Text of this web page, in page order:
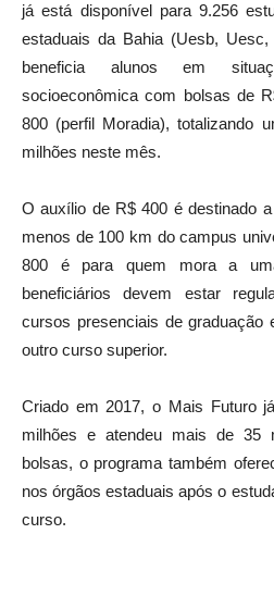
já está disponível para 9.256
estaduais da Bahia (Uesb,
beneficia alunos em
socioeconômica com bolsas de
800 (perfil Moradia), totalizando
milhões neste mês.
O auxílio de R$ 400 é destinado
menos de 100 km do campus
800 é para quem mora a
beneficiários devem estar
cursos presenciais de graduação
outro curso superior.
Criado em 2017, o Mais Futuro
milhões e atendeu mais de 35
bolsas, o programa também
nos órgãos estaduais após o
curso.